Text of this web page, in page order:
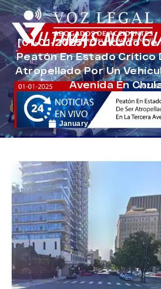
[01-01-2025] Condado De
Peatón En Estado Crítico
Atropellado Por Un
Avenida En
January 24, 2025